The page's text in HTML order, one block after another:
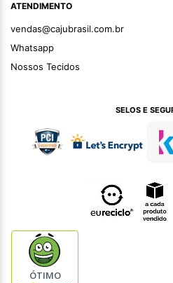
ATENDIMENTO
vendas@cajubrasil.com.br
Whatsapp
Nossos Tecidos
SELOS E
ÓTIMO